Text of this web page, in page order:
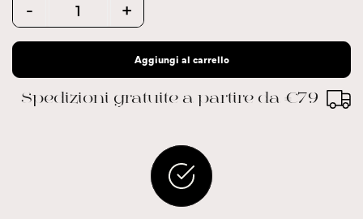
- +
Aggiungi al carrello
Spedizioni gratuite a partire da €79